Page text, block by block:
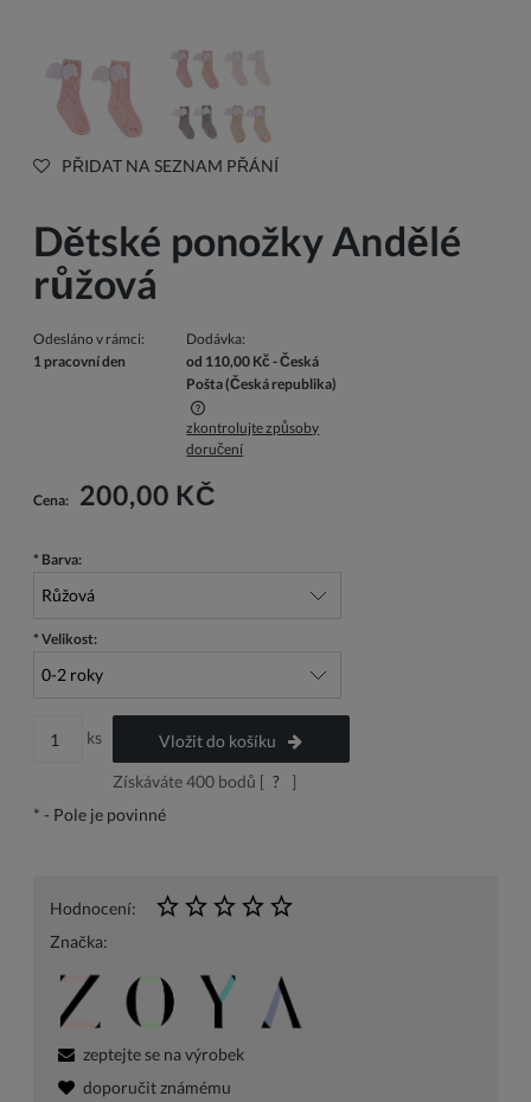
PŘIDAT NA SEZNAM PŘÁNÍ
Dětské ponožky Andělé
růžová
Odesláno v rámci:
1 pracovní den
Dodávka:
od 110,00 Kč - Česká
Pošta(Česká republika)
Cena nezahrnuje případné náklady na platbu
zkontrolujte způsoby
doručení
Cena: 200,00 KČ
* Barva:
* Velikost:
ks
Vložit do košíku
Získáváte400bodů [ ?
]
* - Pole je povinné
Hodnocení:
Značka:
zeptejte se na výrobek
doporučit známému